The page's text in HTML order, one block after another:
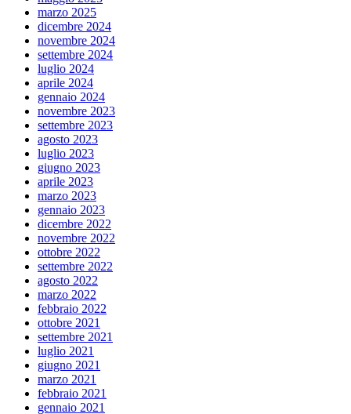
marzo 2025
dicembre 2024
novembre 2024
settembre 2024
luglio 2024
aprile 2024
gennaio 2024
novembre 2023
settembre 2023
agosto 2023
luglio 2023
giugno 2023
aprile 2023
marzo 2023
gennaio 2023
dicembre 2022
novembre 2022
ottobre 2022
settembre 2022
agosto 2022
marzo 2022
febbraio 2022
ottobre 2021
settembre 2021
luglio 2021
giugno 2021
marzo 2021
febbraio 2021
gennaio 2021